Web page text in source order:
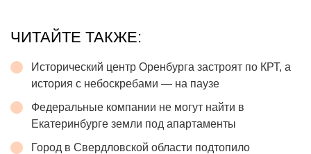
ЧИТАЙТЕ ТАКЖЕ:
Исторический центр Оренбурга застроят по КРТ, а
история с небоскребами — на паузе
Федеральные компании не могут найти в
Екатеринбурге земли под апартаменты
Город в Свердловской области подтопило